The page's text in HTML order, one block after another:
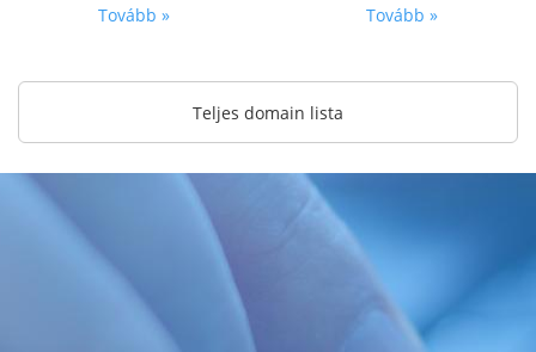
Tovább » Tovább »
Teljes domain lista